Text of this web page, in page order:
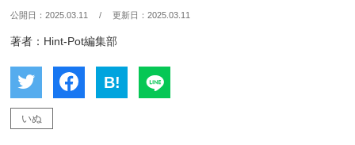
公開日：2025.03.11 / 更新日：2025.03.11
著者：Hint-Pot編集部
B!
いぬ